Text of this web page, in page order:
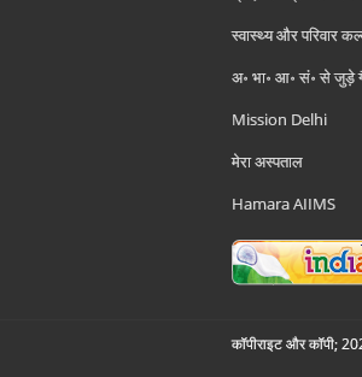
स्वास्थ्य और परिवार
अ॰ भा॰ आ॰ सं॰ से जुड़े
Mission Delhi
मेरा अस्पताल
Hamara AIIMS
कॉपीराइट और कॉपी;